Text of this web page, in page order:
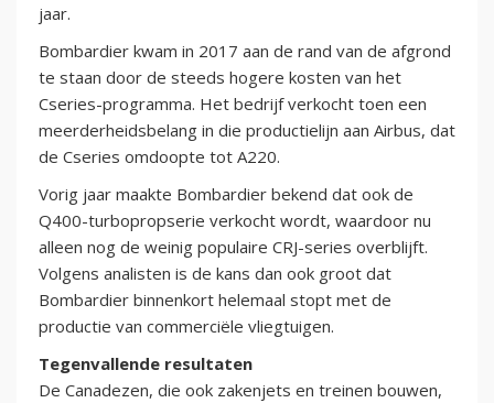
jaar.
Bombardier kwam in 2017 aan de rand van de afgrond
te staan door de steeds hogere kosten van het
Cseries-programma. Het bedrijf verkocht toen een
meerderheidsbelang in die productielijn aan Airbus, dat
de Cseries omdoopte tot A220.
Vorig jaar maakte Bombardier bekend dat ook de
Q400-turbopropserie verkocht wordt, waardoor nu
alleen nog de weinig populaire CRJ-series overblijft.
Volgens analisten is de kans dan ook groot dat
Bombardier binnenkort helemaal stopt met de
productie van commerciële vliegtuigen.
Tegenvallende resultaten
De Canadezen, die ook zakenjets en treinen bouwen,